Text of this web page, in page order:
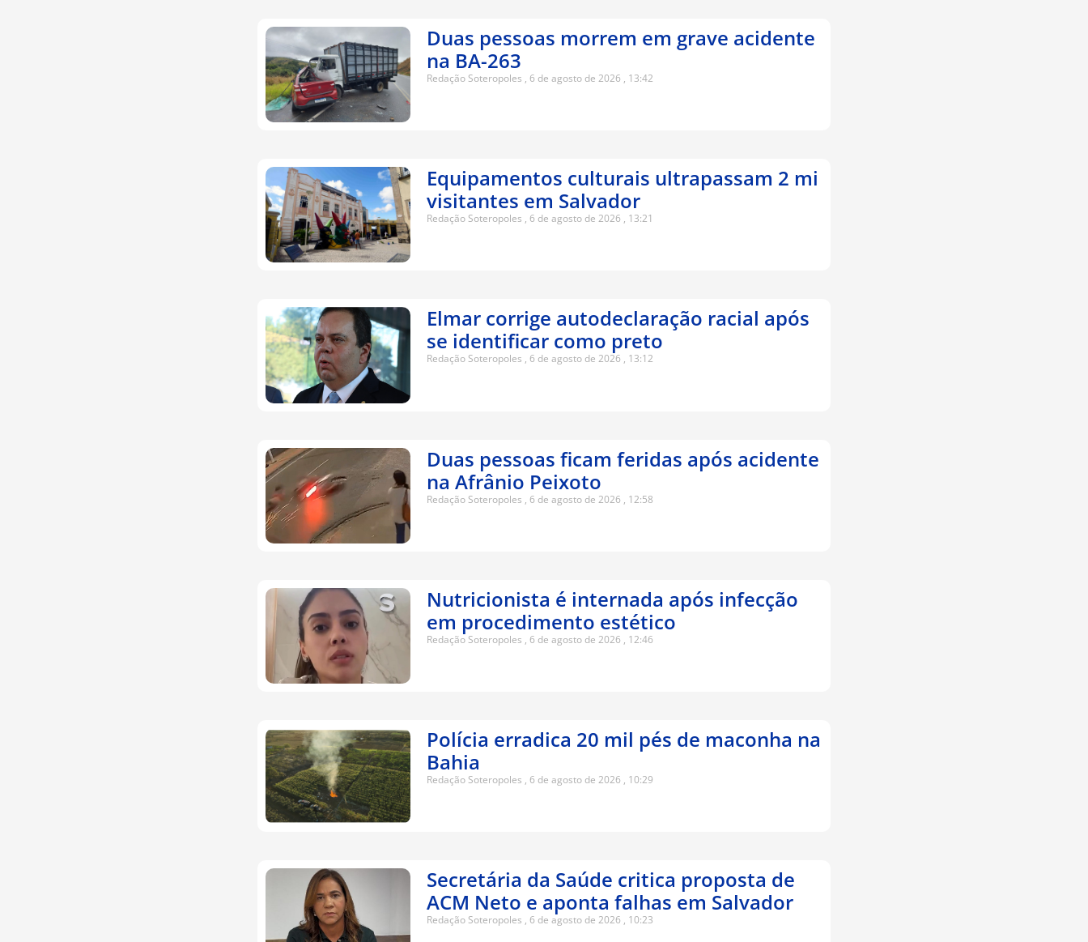
Duas pessoas morrem em grave acidente
na BA-263
Redação Soteropoles 6 de agosto de 2026 13:42
Equipamentos culturais ultrapassam 2 mi
visitantes em Salvador
Redação Soteropoles 6 de agosto de 2026 13:21
Elmar corrige autodeclaração racial após
se identificar como preto
Redação Soteropoles 6 de agosto de 2026 13:12
Duas pessoas ficam feridas após acidente
na Afrânio Peixoto
Redação Soteropoles 6 de agosto de 2026 12:58
Nutricionista é internada após infecção
em procedimento estético
Redação Soteropoles 6 de agosto de 2026 12:46
Polícia erradica 20 mil pés de maconha na
Bahia
Redação Soteropoles 6 de agosto de 2026 10:29
Secretária da Saúde critica proposta de
ACM Neto e aponta falhas em Salvador
Redação Soteropoles 6 de agosto de 2026 10:23